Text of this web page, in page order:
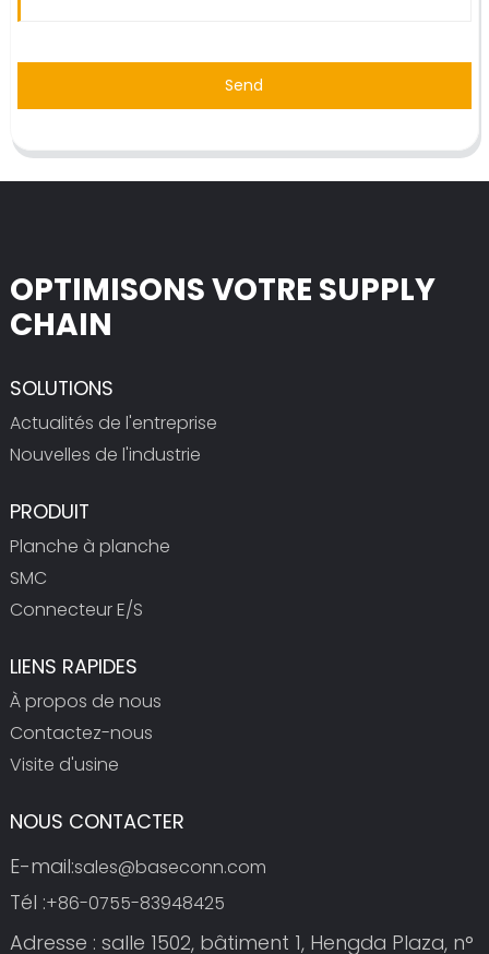
Send
OPTIMISONS VOTRE SUPPLY
CHAIN
SOLUTIONS
Actualités de l'entreprise
Nouvelles de l'industrie
PRODUIT
Planche à planche
SMC
Connecteur E/S
LIENS RAPIDES
À propos de nous
Contactez-nous
Visite d'usine
NOUS CONTACTER
E-mail:sales@baseconn.com
Tél :+86-0755-83948425
Adresse : salle 1502, bâtiment 1, Hengda Plaza, n°